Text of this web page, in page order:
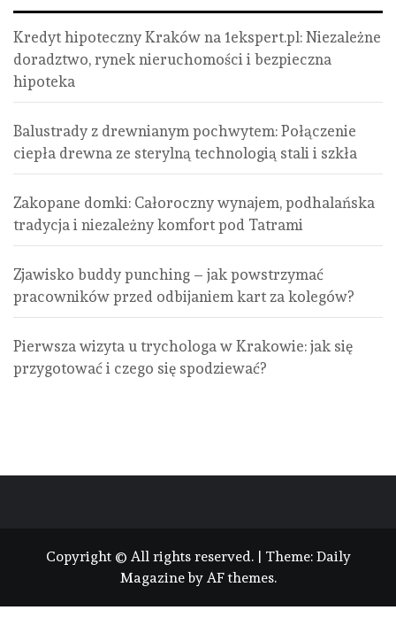
Kredyt hipoteczny Kraków na 1ekspert.pl: Niezależne
doradztwo, rynek nieruchomości i bezpieczna
hipoteka
Balustrady z drewnianym pochwytem: Połączenie
ciepła drewna ze sterylną technologią stali i szkła
Zakopane domki: Całoroczny wynajem, podhalańska
tradycja i niezależny komfort pod Tatrami
Zjawisko buddy punching – jak powstrzymać
pracowników przed odbijaniem kart za kolegów?
Pierwsza wizyta u trychologa w Krakowie: jak się
przygotować i czego się spodziewać?
Copyright © All rights reserved. | Theme: Daily
Magazineby AF themes.